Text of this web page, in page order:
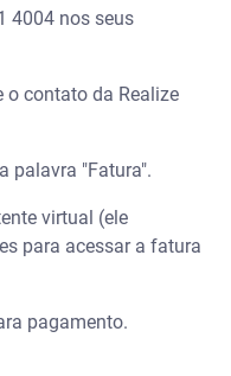
4004 nos seus
o contato da Realize
palavra "Fatura".
virtual (ele
para acessar a fatura
pagamento.